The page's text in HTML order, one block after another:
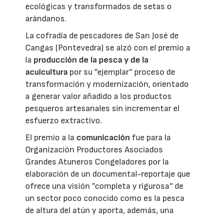
ecológicas y transformados de setas o
arándanos.
La cofradía de pescadores de San José de
Cangas (Pontevedra) se alzó con el premio a
la producción de la pesca y de la
acuicultura por su ”ejemplar“ proceso de
transformación y modernización, orientado
a generar valor añadido a los productos
pesqueros artesanales sin incrementar el
esfuerzo extractivo.
El premio a la comunicación fue para la
Organización Productores Asociados
Grandes Atuneros Congeladores por la
elaboración de un documental-reportaje que
ofrece una visión ”completa y rigurosa“ de
un sector poco conocido como es la pesca
de altura del atún y aporta, además, una